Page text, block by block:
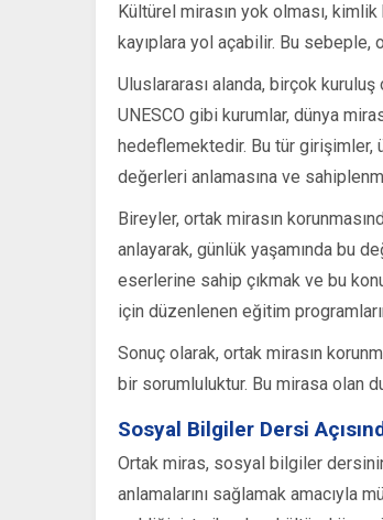
Kültürel mirasın yok olması,
kayıplara yol açabilir. Bu sebeple,
Uluslararası alanda, birçok
UNESCO gibi kurumlar, dünya
hedeflemektedir. Bu tür girişimler,
değerleri anlamasına ve
Bireyler, ortak mirasın
anlayarak, günlük yaşamında bu
eserlerine sahip çıkmak ve bu
için düzenlenen eğitim
Sonuç olarak, ortak mirasın
bir sorumluluktur. Bu mirasa olan
Sosyal Bilgiler Dersi
Ortak miras, sosyal bilgiler
anlamalarını sağlamak amacıyla